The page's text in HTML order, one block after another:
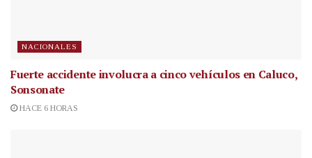
NACIONALES
Fuerte accidente involucra a cinco vehículos en Caluco,
Sonsonate
HACE 6 HORAS